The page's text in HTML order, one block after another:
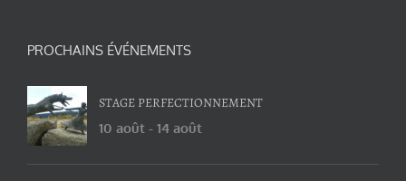
PROCHAINS ÉVÉNEMENTS
STAGE PERFECTIONNEMENT
10 août - 14 août